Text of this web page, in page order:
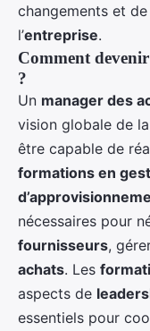
changements et
l’entreprise.
Comment
?
Un manager des
vision globale de la
être capable de
formations en
nécessaires pour
fournisseurs,
achats. Les
aspects de
essentiels pour